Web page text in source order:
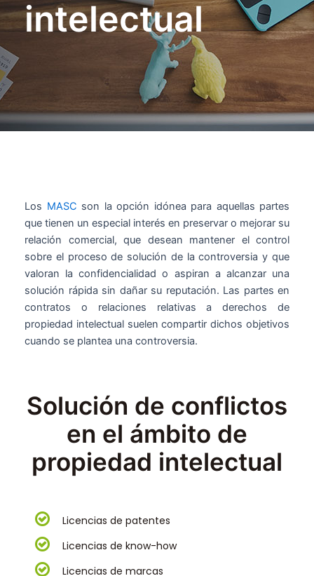
intelectual
Los MASC son la opción idónea para aquellas partes
que tienen un especial interés en preservar o mejorar su
relación comercial, que desean mantener el control
sobre el proceso de solución de la controversia y que
valoran la confidencialidad o aspiran a alcanzar una
solución rápida sin dañar su reputación. Las partes en
contratos o relaciones relativas a derechos de
propiedad intelectual suelen compartir dichos objetivos
cuando se plantea una controversia.
Solución de conflictos
en el ámbito de
propiedad intelectual
Licencias de patentes
Licencias de know-how
Licencias de marcas